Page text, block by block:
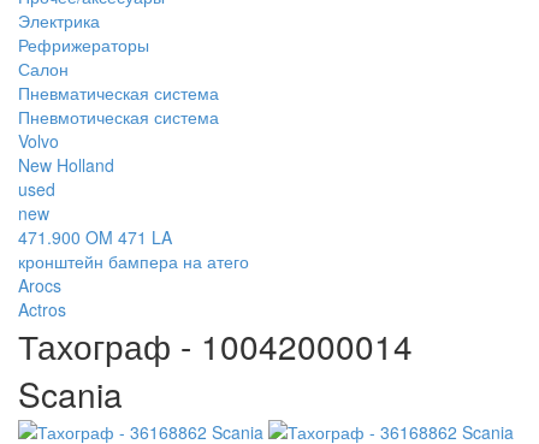
Электрика
Рефрижераторы
Салон
Пневматическая система
Пневмотическая система
Volvo
New Holland
used
new
471.900 OM 471 LA
кронштейн бампера на атего
Arocs
Actros
Тахограф - 10042000014
Scania